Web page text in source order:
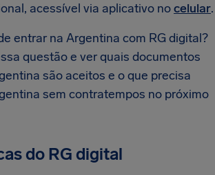
acessível via aplicativo nocelular.
entrar na Argentina com RG digital?
questão e ver quais documentos
são aceitos e o que precisa
sem contratempos no próximo
do RG digital